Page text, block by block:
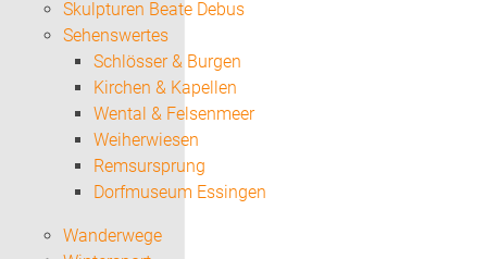
Skulpturen Beate Debus
Sehenswertes
Schlösser & Burgen
Kirchen & Kapellen
Wental & Felsenmeer
Weiherwiesen
Remsursprung
Dorfmuseum Essingen
Wanderwege